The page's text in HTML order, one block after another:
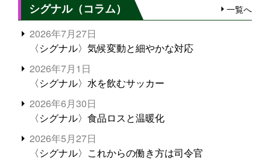
シグナル（コラム） 一覧へ
2026年7月27日
〈シグナル〉気候変動と細やかな対応
2026年7月1日
〈シグナル〉水を飲むサッカー
2026年6月30日
〈シグナル〉食品ロスと温暖化
2026年5月27日
〈シグナル〉これからの働き方は司令官